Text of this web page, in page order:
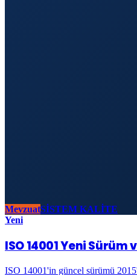
MevzuatSİSTEM KALİTE
Yeni
ISO 14001 Yeni Sürüm
ISO 14001'in güncel sürümü